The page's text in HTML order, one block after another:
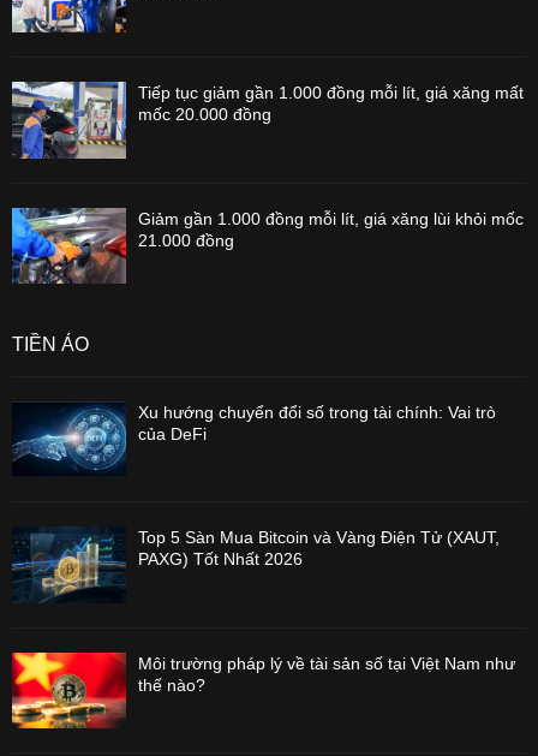
Tiếp tục giảm gần 1.000 đồng mỗi lít, giá xăng mất
mốc 20.000 đồng
Giảm gần 1.000 đồng mỗi lít, giá xăng lùi khỏi mốc
21.000 đồng
TIỀN ẢO
Xu hướng chuyển đổi số trong tài chính: Vai trò
của DeFi
Top 5 Sàn Mua Bitcoin và Vàng Điện Tử (XAUT,
PAXG) Tốt Nhất 2026
Môi trường pháp lý về tài sản số tại Việt Nam như
thế nào?